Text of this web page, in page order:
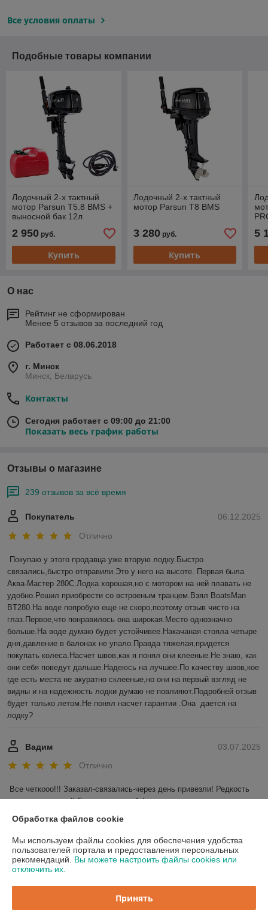
Все условия оплаты
Подобные товары компании
Лодочный 2-х тактный
мотор Parsun T5.8 BMS +
выносной бак 12л
2 950 руб.
Купить
Лодочный 2-х тактный
мотор Parsun T8 BMS
3 280руб.
Купить
5
О нас
Рейтинг не сформирован
Менее 5 отзывов за последний год
Работает с 08.06.2018
г. Минск
Минск, Беларусь
Контакты
Сегодня работает с 09:00 до 21:00
Показать весь график работы
Отзывы о магазине
239 отзывов за всё время
06.12.2025
Покупатель
Отлично
Покупаю у этого продавца уже вторую лодку.Быстро
связались,быстро отправили.Это у него на высоте. Первая была
Аква-Мастер 280С.Лодка хорошая,но с мотором на ней плавать не
удобно.Решил приобрести со встроеным транцем.Взял BoatsMan
BT280.На воде попробую еще не скоро,поэтому отзыв чисто на
глаз.Первое,что понравилось она широкая.Место однозначно
больше.На воде думаю будет устойчивее.Накачаная стояла четыре
дня,давление в балонах не упало.Правда тяжелая,придется
покупать колеса.Насчет швов,как я понял они клееные.Не знаю, как
они себя поведут дальше.Надеюсь на лучшее.По качеству швов,кое
где есть места не акуратно склееные,но они на первый взгляд не
видны и на надежность лодки думаю не повлияют.Подробней отзыв
будет только летом.Не понял насчет гарантии .Она  дается на
лодку?
03.07.2025
Вадим
Отлично
Все четкооо!!! Заказал-связались-через день привезли! Редкость
для наших широт)) Большое спасибо!
Показать все отзывы
О нас
Обработка файлов cookie
Мы используем файлы cookies для обеспечения удобства
пользователей портала и предоставления персональных
рекомендаций. Вы можете настроить файлы cookies или
отключить их.
Принять